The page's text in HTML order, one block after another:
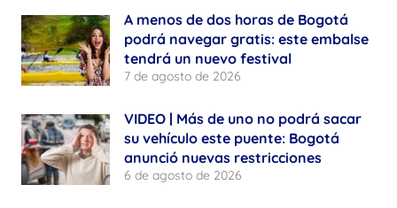
A menos de dos horas de Bogotá
podrá navegar gratis: este embalse
tendrá un nuevo festival
7 de agosto de 2026
VIDEO | Más de uno no podrá sacar
su vehículo este puente: Bogotá
anunció nuevas restricciones
6 de agosto de 2026